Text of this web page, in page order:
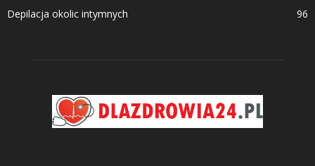
Depilacja okolic intymnych
96